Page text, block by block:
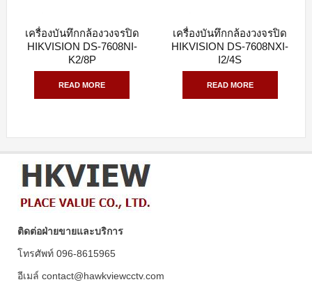
QUICK VIEW
เครื่องบันทึกกล้องวงจรปิด
HIKVISION DS-7608NI-
K2/8P
READ MORE
QUICK VIEW
เครื่องบันทึกกล้องวงจรปิด
HIKVISION DS-7608NXI-
I2/4S
READ MORE
ติดต่อฝ่ายขายและบริการ
โทรศัพท์ 096-8615965
อีเมล์ contact@hawkviewcctv.com